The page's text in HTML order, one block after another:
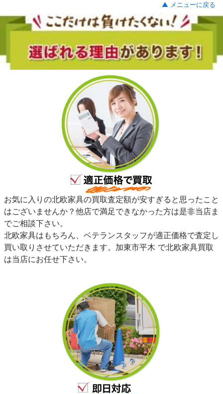
▲ メニューに戻る
お気に入りの北欧家具の買取査定額が安すぎると思ったこと
はございませんか？他店で満足できなかった方は是非当店ま
でご相談下さい。
北欧家具はもちろん、ベテランスタッフが適正価格で査定し
買い取りさせていただきます。加東市平木 で北欧家具買取
は当店にお任せ下さい。